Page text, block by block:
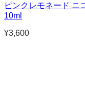
ピンクレモネード ニ
10ml
¥3,600